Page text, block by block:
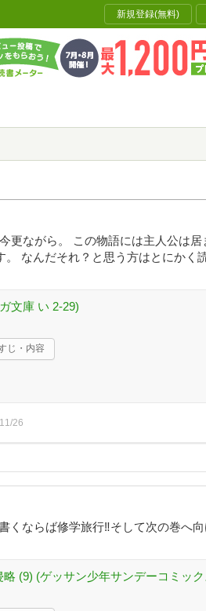
新規登録(無料)
更ながら。 この物語には主人公は居
なんだそれ？と思う方はとにかく
文庫 い 2-29)
じ・内容
26
くならば修学旅行‼そして次の巻へ
(9) (ゲッサン少年サンデーコミック